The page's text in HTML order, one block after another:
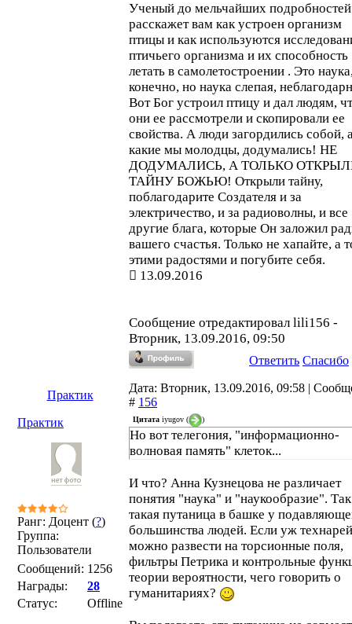
Ученый до мельчайших подробностей
расскажет вам как устроен организм
птицы и как используются
птичьего организма и их способность
летать в самолетостроении . Это
конечно, но наука слепая,
Вот Бог устроил птицу и дал людям,
они ее рассмотрели и скопировали ее
свойства. А люди загордились собой,
какие мы молодцы, додумались! НЕ
ДОДУМАЛИСЬ, А ТОЛЬКО
ТАЙНУ БОЖЬЮ! Открыли тайну,
поблагодарите Создателя и за
электричество, и за радиоволны, и все
другие блага, которые Он заложил
вашего счастья. Только не хапайте, а
этими радостями и погубите себя.
13.09.2016
Сообщение отредактировал lili156 -
Вторник, 13.09.2016, 09:50
Ответить Спасибо
Практик
Дата: Вторник, 13.09.2016, 09:58 |
# 156
Практик
Ранг: Доцент (?)
Группа:
Пользователи
Сообщений: 1256
Награды:
28
Статус:
Offline
Цитата iyugov ( )
Но вот телегония, "информационно-
волновая память" клеток...
И что? Анна Кузнецова не различает
понятия "наука" и "наукообразие". Так
такая путаница в башке у
большинства людей. Если уж технарей
можно развести на торсионные поля,
фильтры Петрика и контрольные
теории вероятности, чего говорить о
гуманитариях?